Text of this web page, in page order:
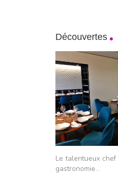
Découvertes
Le talentueux
gastronomie...